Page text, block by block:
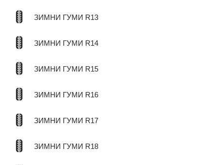
ЗИМНИ ГУМИ R13
ЗИМНИ ГУМИ R14
ЗИМНИ ГУМИ R15
ЗИМНИ ГУМИ R16
ЗИМНИ ГУМИ R17
ЗИМНИ ГУМИ R18